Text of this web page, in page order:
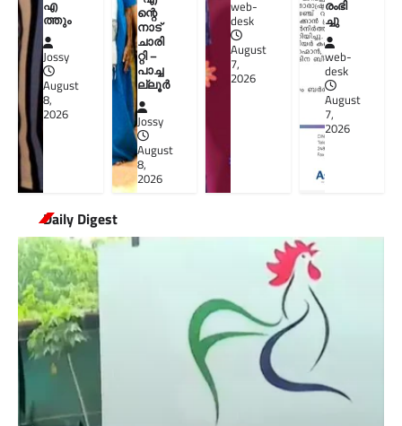
എ
ത്തും
Jossy
August
8,
2026
ന്റെ
നാട്
ചാരി
റ്റി –
പാച്ച
ല്ലൂർ
Jossy
August
8,
2026
web-
desk
August
7,
2026
രംഭി
ച്ചു
web-
desk
August
7,
2026
Daily Digest